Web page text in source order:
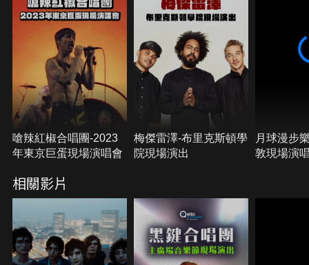
嗆辣紅椒合唱團-2023
年東京巨蛋現場演唱會
梅傑雷澤-布里克斯頓學
院現場演出
月球漫步
敦現場演
相關影片